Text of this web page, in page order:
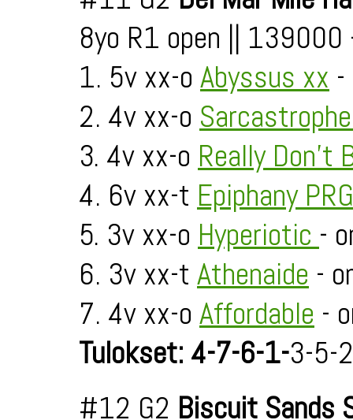
8yo R1 open ||
1. 5v xx-o Abyssus xx
2. 4v xx-o
3. 4v xx-o Really Don't
4. 6v xx-t Epiphany PRG
5. 3v xx-o Hyperiotic -
6. 3v xx-t Athenaide -
7. 4v xx-o Affordable -
Tulokset: 4-7-6-1-3-5-2
#12 G2 Biscuit Sands